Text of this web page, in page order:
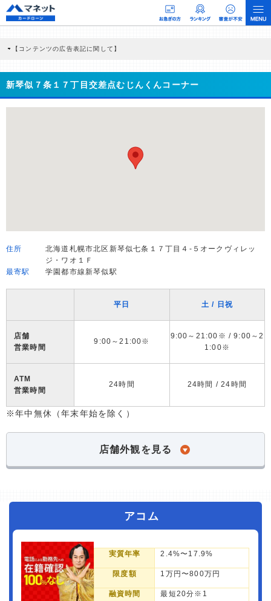
【コンテンツの広告表記に関して】
商品を根拠なくPRするものではなく、当編集部の調査／ユーザーへの口コミ収集な
どに基づき、公平性を担保した情報提供を行っています。
>提携企業一覧
新琴似７条１７丁目交差点むじんくんコーナー
住所
北海道札幌市北区新琴似七条１７丁目４-５オークヴィレッ
ジ・ワオ１Ｆ
最寄駅
学園都市線新琴似駅
平日 土 / 日祝
店舗
営業時間
9:00～21:00※
9:00～21:00※ / 9:00～2
1:00※
ATM
営業時間
24時間 24時間 / 24時間
※年中無休（年末年始を除く）
店舗外観を見る
アコム
実質年率 2.4%〜17.9%
限度額 1万円〜800万円
融資時間 最短20分※1